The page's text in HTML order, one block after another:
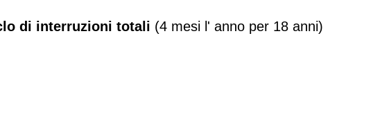
di interruzioni totali (4 mesi l' anno per 18 anni)